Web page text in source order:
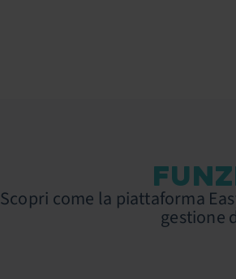
Scopri come la piattaforma
gestione